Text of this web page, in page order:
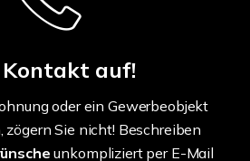
Kontakt auf!
oder ein Gewerbeobjekt
Sie nicht! Beschreiben
unkompliziert per E-Mail